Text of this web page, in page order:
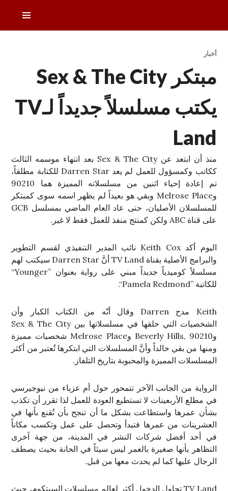
المحتوى
دليل التلفزيون العربي
أخبار
مبتكر Sex & The City
يكتب مسلسلاً جديداً لـTV
Land
منذ أن ابتعد عن Sex & The City بعد انتهاء موسمه الثالث
ككاتب وكمسؤول للعمل لم يعد Darren Star للكتابة مطلقاً،
تم إعادة إحياء اثنين من مسلسلاته المميزة هما 90210
وMelrose Place وبقي هو بعيداً لم يظهر اسمه سوى كمبتكر
للمسلسلان الأصليان، حتى عاد العام الماضي بمسلسل GCB
على قناة ABC ولكن كمنتج منفذ للعمل فقط لا غير.
اليوم أكد Keith Cox نائب المدير التنفيذي لقسم التطوير
والبرامج الأصلية بقناة TV Land أنَّ Darren Star سيكتب لهم
مسلسلاً كوميدياً جديداً مبني على رواية بعنوان ”Younger“
للكاتبة ”Pamela Redmond“.
Keith مدح Darren وقال أنّه من الكتاب الكبار وأن
الشخصيات التي خلقها في مسلسلاتها بين Sex & The City
وBeverly Hills, 90210 وMelrose Place شخصيات مميزة
ومنها من بقي خالداً وأنَّ المسلسلات التي ابتكرها تُعتبر من أكثر
المسلسلات المميزة والمحبوبة بتاريخ التلفاز.
الرواية من الجانب الآخر تتمحور حول أم عزباء من نيوجيرسي
في مطلع الأربعينات لا تستطيع العودة للعمل لذا تقرر أن تكذب
بشأن عمرها واستطاعت بشكل ما أن تنجح بأن تُقنع بأنها في
العشرينات من عمرها فتبدأ وتحصل على عمل وتكسب مكاناً
في أحد أفضل شركات النشر في المدينة، من جهة آخرى
التظاهر بأنها صغيرة بالعمر ليس سيئاً في الحانة بحيث يصطف
الرجال عليها كما لم يحدث معها من قبل.
TV Land تحاول الدخول أكثر لعالم مسلسلات السيتكوم، حيث